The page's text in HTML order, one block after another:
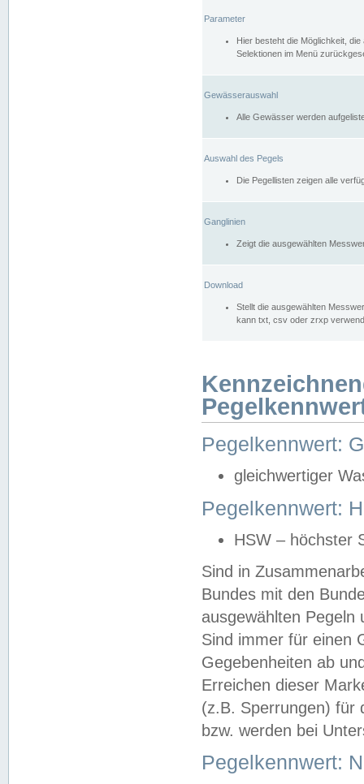
Parameter
Hier besteht die Möglichkeit,
Selektionen im Menü
Gewässerauswahl
Alle Gewässer werden
Auswahl des Pegels
Die Pegellisten zeigen alle
Ganglinien
Zeigt die ausgewählten
Download
Stellt die ausgewählten
kann txt, csv oder zrxp
Pegelkennwert:
gleichwertiger
Pegelkennwert:
HSW – höchster
Sind in
Bundes mit den
ausgewählten
Sind immer für einen
Gegebenheiten ab
Erreichen dieser
(z.B. Sperrungen) für
bzw. werden bei
Pegelkennwert: